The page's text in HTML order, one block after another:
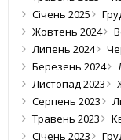
Січень 2025
Жовтень 2024
Липень 2024
Березень 2024
Листопад 2023
Серпень 2023
Травень 2023
Січень 2023